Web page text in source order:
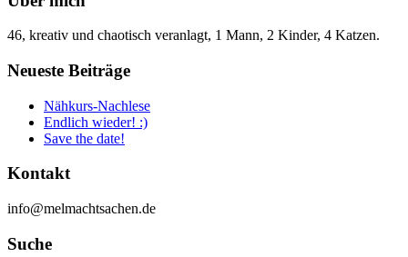
46, kreativ und chaotisch veranlagt, 1 Mann, 2 Kinder, 4 Katzen.
Neueste Beiträge
Nähkurs-Nachlese
Endlich wieder! :)
Save the date!
Kontakt
info@melmachtsachen.de
Suche